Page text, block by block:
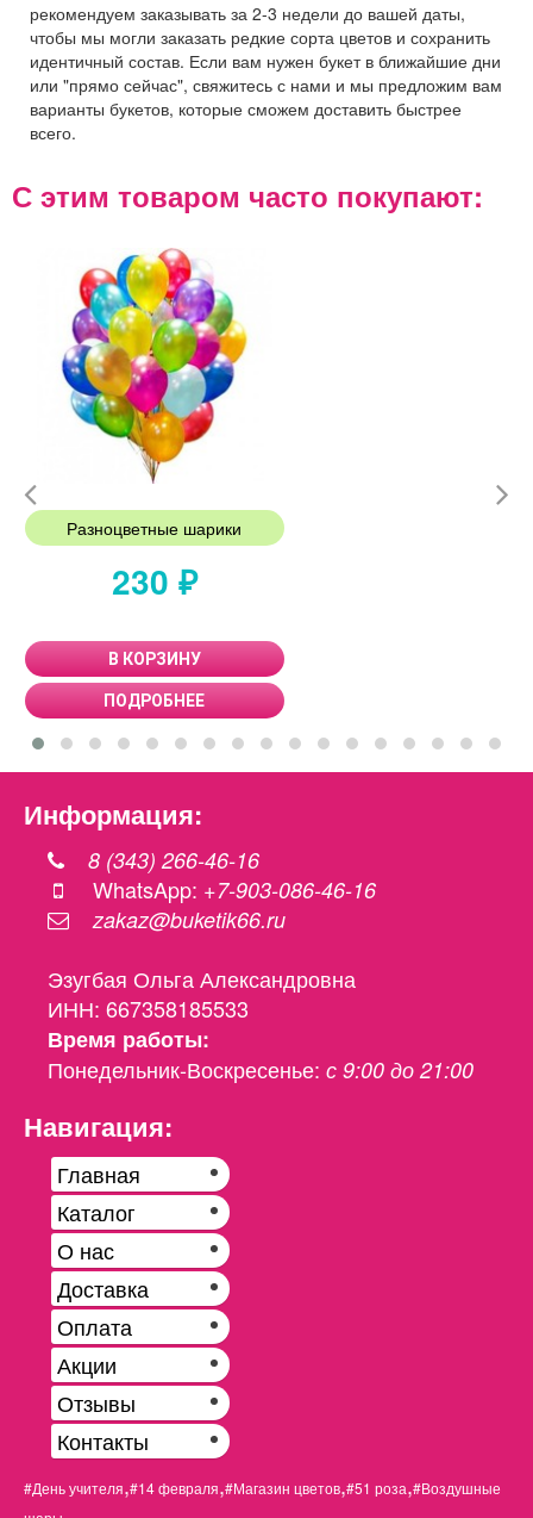
рекомендуем заказывать за 2-3 недели до вашей даты,
чтобы мы могли заказать редкие сорта цветов и сохранить
идентичный состав. Если вам нужен букет в ближайшие дни
или "прямо сейчас", свяжитесь с нами и мы предложим вам
варианты букетов, которые сможем доставить быстрее
всего.
С этим товаром часто покупают:
Разноцветные шарики
230 ₽
В КОРЗИНУ
ПОДРОБНЕЕ
Информация:
8 (343) 266-46-16
WhatsApp: +7-903-086-46-16
zakaz@buketik66.ru
Эзугбая Ольга Александровна
ИНН: 667358185533
Время работы:
Понедельник-Воскресенье: с 9:00 до 21:00
Навигация:
Главная
Каталог
О нас
Доставка
Оплата
Акции
Отзывы
Контакты
#День учителя,#14 февраля,#Магазин цветов,#51 роза,#Воздушные